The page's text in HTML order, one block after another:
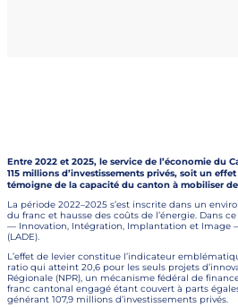
Entre 2022 et 2025, le service de l’économie du
115 millions d’investissements privés, soit un
témoigne de la capacité du canton à mobiliser
La période 2022–2025 s’est inscrite dans un
du franc et hausse des coûts de l’énergie. Dans
— Innovation, Intégration, Implantation et Image
(LADE).
L’effet de levier constitue l’indicateur
ratio qui atteint 20,6 pour les seuls projets
Régionale (NPR), un mécanisme fédéral de
franc cantonal engagé étant couvert à parts
générant 107,9 millions d’investissements privés.